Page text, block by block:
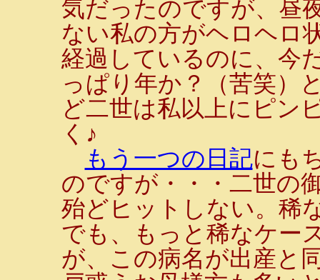
気だったのですが、昼
ない私の方がヘロヘロ
経過しているのに、今
っぱり年か？（苦笑）
ど二世は私以上にピン
く♪
もう一つの日記にも
のですが・・・二世の
殆どヒットしない。稀
でも、もっと稀なケー
が、この病名が出産と